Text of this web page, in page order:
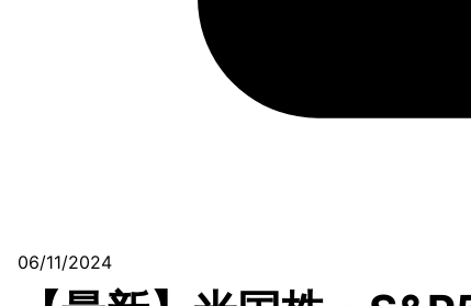
06/11/2024